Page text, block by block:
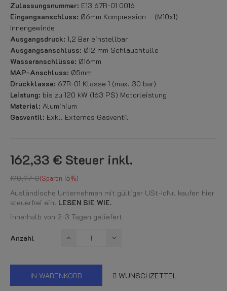
Zulassungsnummer: E13 67R-01 0016
Eingangsanschluss: Ø6mm Kompression – (M10x1)
Innengewinde
Ausgangsdruck: 1,2 Bar einstellbar
Ausgangsanschluss: Ø12 mm Schlauchtülle
Wasseranschlüsse: Ø16mm
MAP-Anschluss: Ø5mm
Druckklasse: 67R-01 Klasse 1 (max. 30 bar)
Leistung: bis zu 120 kW (163 PS) Motorleistung
Material: Aluminium
Gasventil: Exkl. Externes Gasventil
162,33 € Steuer inkl.
190,97 € Sparen 15%
Ausländische Unternehmen mit gültiger USt-IdNr. kaufen hier
steuerfrei ein! LESEN SIE WIE.
innerhalb von 2-3 Tagen geliefert
Anzahl
IN WARENKORB WUNSCHZETTEL